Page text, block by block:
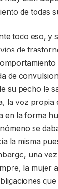
de todas
todo eso, y
de
de
su pecho le
la voz propia
en la forma
se
la misma
una
la mujer